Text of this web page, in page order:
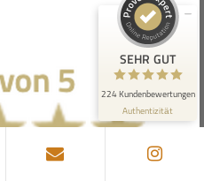
SEHR GUT
224 Kundenbewertungen
Authentizität
160
Bewertungen auf
ProvenExpert.com
Blick aufs ProvenExpert-Profil werfen
27.7.2026